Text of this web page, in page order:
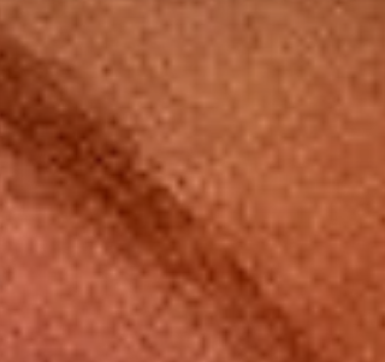
Follow